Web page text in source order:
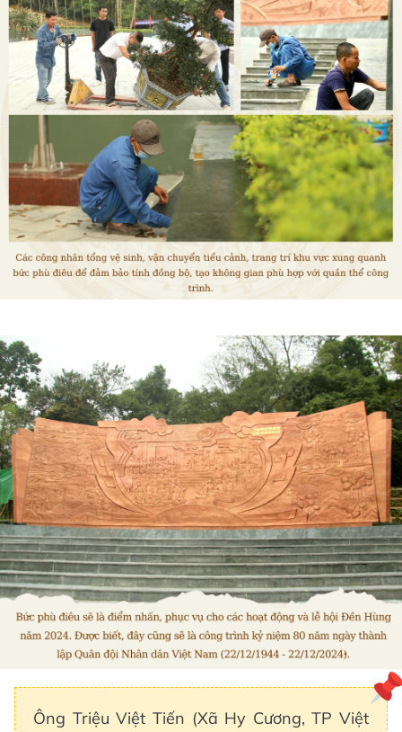
Ông Triệu Việt Tiến (Xã Hy Cương, TP Việt